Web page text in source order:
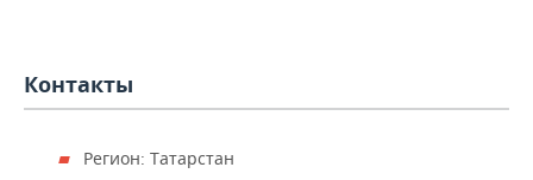
Контакты
Регион: Татарстан